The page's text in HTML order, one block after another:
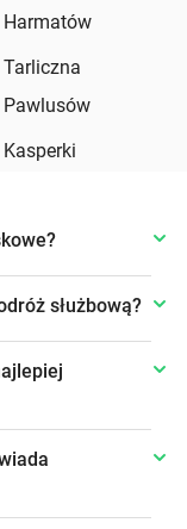
służbową?